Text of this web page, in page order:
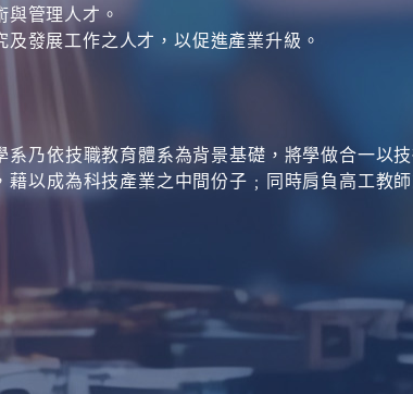
與管理人才。
發展工作之人才，以促進產業升級。
乃依技職教育體系為背景基礎，將學做合一以
以成為科技產業之中間份子﹔同時肩負高工教